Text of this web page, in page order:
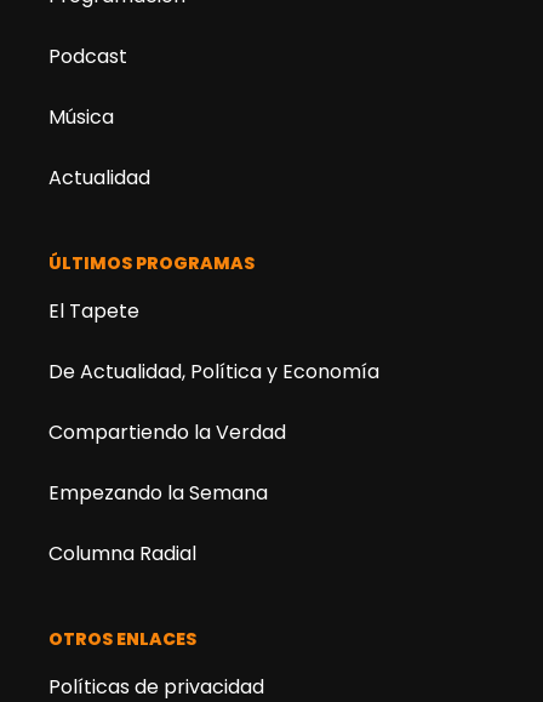
Podcast
Música
Actualidad
ÚLTIMOS PROGRAMAS
El Tapete
De Actualidad, Política y Economía
Compartiendo la Verdad
Empezando la Semana
Columna Radial
OTROS ENLACES
Políticas de privacidad